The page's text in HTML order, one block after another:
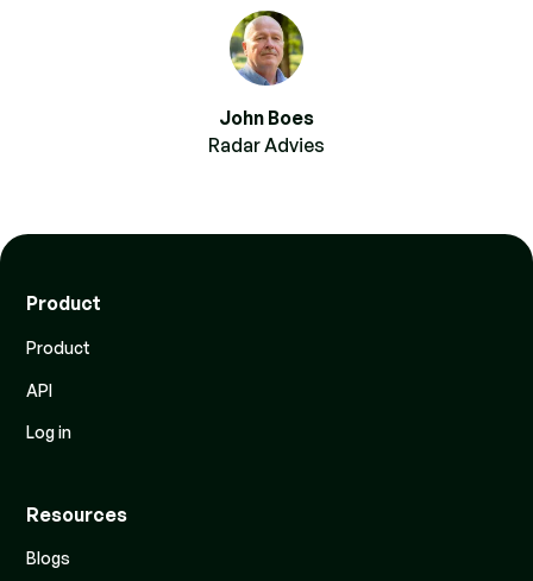
John Boes
Radar Advies
Product
Product
API
Log in
Resources
Blogs